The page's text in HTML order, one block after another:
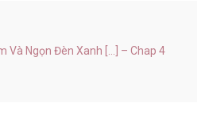
Và Ngọn Đèn Xanh [...] – Chap 4